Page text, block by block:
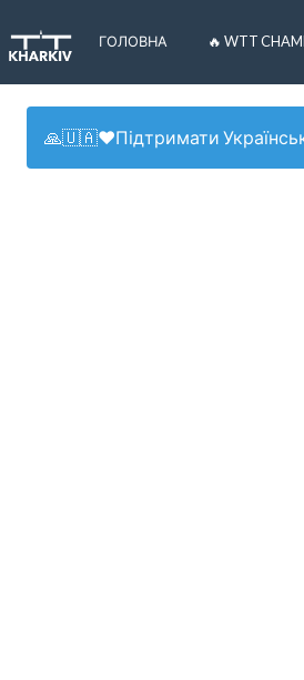
ГОЛОВНА 🔥 WTT
🙏🇺🇦❤️Підтримати